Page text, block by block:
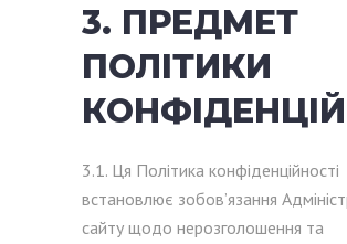
3. ПРЕДМЕТ
ПОЛІТИКИ
3.1. Ця Політика конфіденційності
встановлює зобов’язання
сайту щодо нерозголошення та